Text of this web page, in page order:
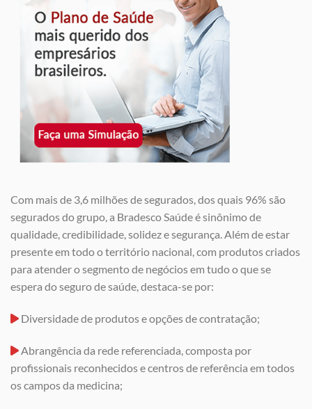
Com mais de 3,6 milhões de segurados, dos quais 96% são
segurados do grupo, a Bradesco Saúde é sinônimo de
qualidade, credibilidade, solidez e segurança. Além de estar
presente em todo o território nacional, com produtos criados
para atender o segmento de negócios em tudo o que se
espera do seguro de saúde, destaca-se por:
Diversidade de produtos e opções de contratação;
Abrangência da rede referenciada, composta por
profissionais reconhecidos e centros de referência em todos
os campos da medicina;